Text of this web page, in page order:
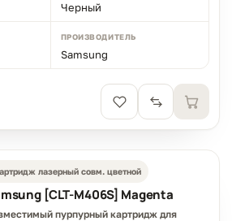
Черный
ПРОИЗВОДИТЕЛЬ
Samsung
лазерный совм. цветной
[CLT-M406S] Magenta
пурпурный картридж для
можем помочь?